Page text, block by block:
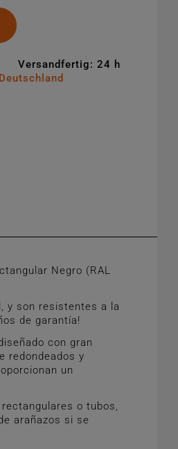
Versandfertig: 24 h
Negro (RAL
y son resistentes a la
de garantía!
con gran
redondeados y
un
o tubos,
arañazos si se